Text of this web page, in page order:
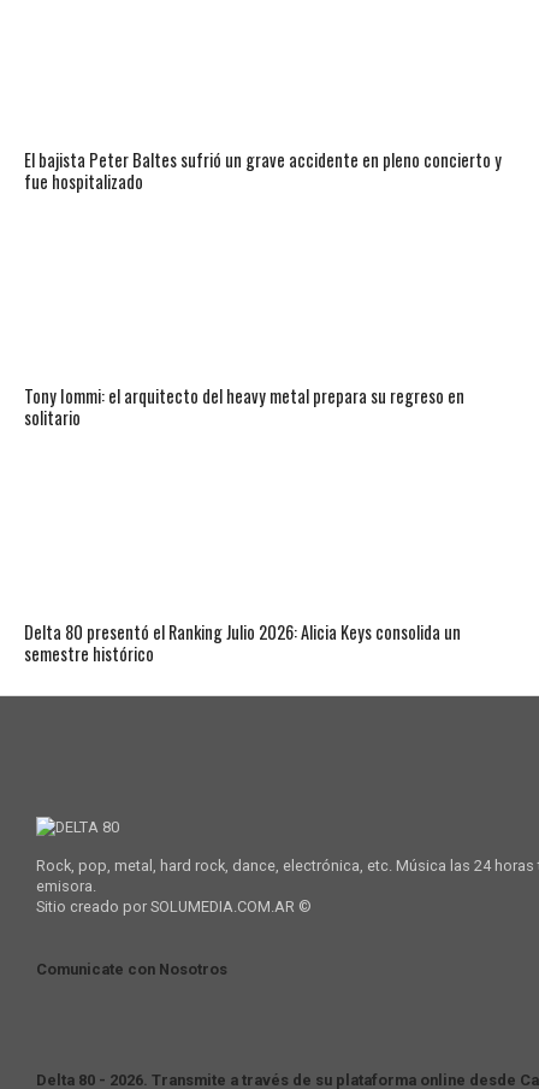
El bajista Peter Baltes sufrió un grave accidente en pleno concierto y
fue hospitalizado
Tony Iommi: el arquitecto del heavy metal prepara su regreso en
solitario
Delta 80 presentó el Ranking Julio 2026: Alicia Keys consolida un
semestre histórico
Rock, pop, metal, hard rock, dance, electrónica, etc. Música las 24
emisora.
Sitio creado por SOLUMEDIA.COM.AR ©
Comunicate con Nosotros
Delta 80 - 2026. Transmite a través de su plataforma online desde